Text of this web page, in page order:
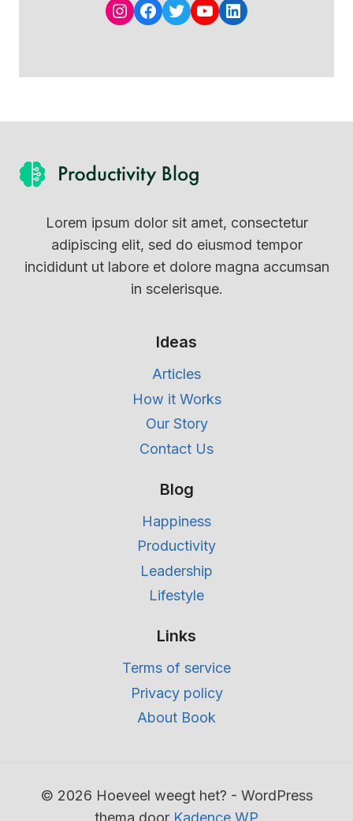
Instagram
Facebook
Twitter
YouTube
LinkedIn
Lorem ipsum dolor sit amet, consectetur
adipiscing elit, sed do eiusmod tempor
incididunt ut labore et dolore magna accumsan
in scelerisque.
Ideas
Articles
How it Works
Our Story
Contact Us
Blog
Happiness
Productivity
Leadership
Lifestyle
Links
Terms of service
Privacy policy
About Book
© 2026 Hoeveel weegt het? - WordPress
thema door Kadence WP